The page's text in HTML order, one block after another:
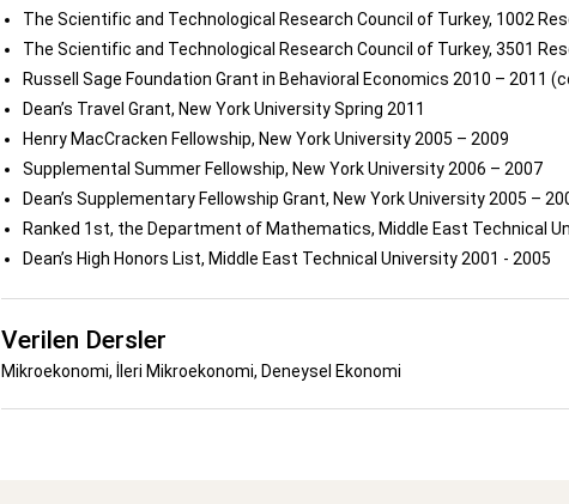
The Scientific and Technological Research Council of Turkey, 1002
The Scientific and Technological Research Council of Turkey, 3501
Russell Sage Foundation Grant in Behavioral Economics 2010 – 2011
Dean’s Travel Grant, New York University Spring 2011
Henry MacCracken Fellowship, New York University 2005 – 2009
Supplemental Summer Fellowship, New York University 2006 – 2007
Dean’s Supplementary Fellowship Grant, New York University 2005 –
Ranked 1st, the Department of Mathematics, Middle East Technical
Dean’s High Honors List, Middle East Technical University 2001 - 2005
Verilen Dersler
Mikroekonomi, İleri Mikroekonomi, Deneysel Ekonomi